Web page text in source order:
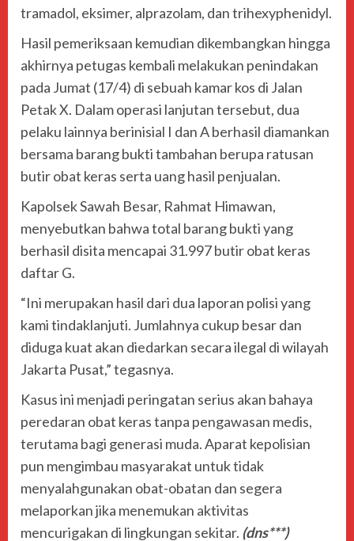
tramadol, eksimer, alprazolam, dan trihexyphenidyl.
Hasil pemeriksaan kemudian dikembangkan hingga
akhirnya petugas kembali melakukan penindakan
pada Jumat (17/4) di sebuah kamar kos di Jalan
Petak X. Dalam operasi lanjutan tersebut, dua
pelaku lainnya berinisial I dan A berhasil diamankan
bersama barang bukti tambahan berupa ratusan
butir obat keras serta uang hasil penjualan.
Kapolsek Sawah Besar, Rahmat Himawan,
menyebutkan bahwa total barang bukti yang
berhasil disita mencapai 31.997 butir obat keras
daftar G.
“Ini merupakan hasil dari dua laporan polisi yang
kami tindaklanjuti. Jumlahnya cukup besar dan
diduga kuat akan diedarkan secara ilegal di wilayah
Jakarta Pusat,” tegasnya.
Kasus ini menjadi peringatan serius akan bahaya
peredaran obat keras tanpa pengawasan medis,
terutama bagi generasi muda. Aparat kepolisian
pun mengimbau masyarakat untuk tidak
menyalahgunakan obat-obatan dan segera
melaporkan jika menemukan aktivitas
mencurigakan di lingkungan sekitar. (dns***)